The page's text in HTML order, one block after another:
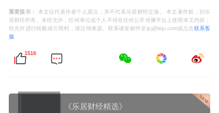
重要提示：
本文仅代表作者个人观点，并不代表乐居财经立场。 本文著作权，归乐
居财经所有。未经允许，任何单位或个人不得在任何公开传播平台上使用本文内容；
经允许进行转载或引用时，请注明来源。联系请发邮件至ljcj@leju.com或点击联系客
服
1516
《乐居财经精选》